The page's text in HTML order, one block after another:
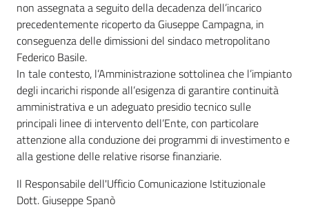
non assegnata a seguito della decadenza dell’incarico
precedentemente ricoperto da Giuseppe Campagna, in
conseguenza delle dimissioni del sindaco metropolitano
Federico Basile.
In tale contesto, l’Amministrazione sottolinea che l’impianto
degli incarichi risponde all’esigenza di garantire continuità
amministrativa e un adeguato presidio tecnico sulle
principali linee di intervento dell’Ente, con particolare
attenzione alla conduzione dei programmi di investimento e
alla gestione delle relative risorse finanziarie.
Il Responsabile dell'Ufficio Comunicazione Istituzionale
Dott. Giuseppe Spanò